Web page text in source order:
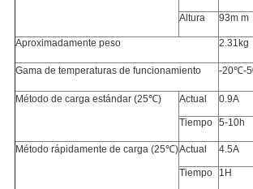
Altura 93m m
Aproximadamente peso 2.31kg
Gama de temperaturas de funcionamiento -20℃-
Método de carga estándar (25℃) Actual 0.9A
Tiempo 5-10h
Método rápidamente de carga (25℃)Actual 4.5A
Tiempo 1H